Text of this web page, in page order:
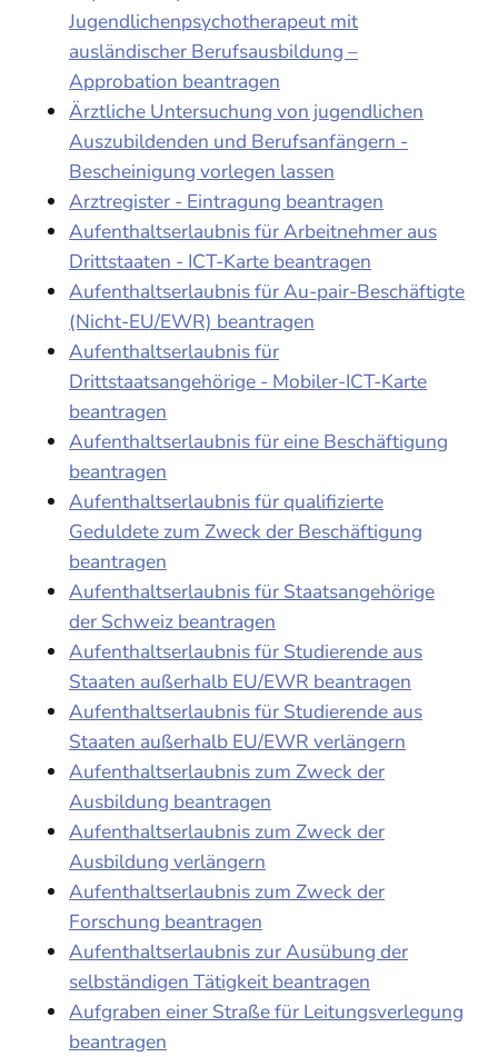
Jugendlichenpsychotherapeut mit
ausländischer Berufsausbildung –
Approbation beantragen
Ärztliche Untersuchung von jugendlichen
Auszubildenden und Berufsanfängern -
Bescheinigung vorlegen lassen
Arztregister - Eintragung beantragen
Aufenthaltserlaubnis für Arbeitnehmer aus
Drittstaaten - ICT-Karte beantragen
Aufenthaltserlaubnis für Au-pair-Beschäftigte
(Nicht-EU/EWR) beantragen
Aufenthaltserlaubnis für
Drittstaatsangehörige - Mobiler-ICT-Karte
beantragen
Aufenthaltserlaubnis für eine Beschäftigung
beantragen
Aufenthaltserlaubnis für qualifizierte
Geduldete zum Zweck der Beschäftigung
beantragen
Aufenthaltserlaubnis für Staatsangehörige
der Schweiz beantragen
Aufenthaltserlaubnis für Studierende aus
Staaten außerhalb EU/EWR beantragen
Aufenthaltserlaubnis für Studierende aus
Staaten außerhalb EU/EWR verlängern
Aufenthaltserlaubnis zum Zweck der
Ausbildung beantragen
Aufenthaltserlaubnis zum Zweck der
Ausbildung verlängern
Aufenthaltserlaubnis zum Zweck der
Forschung beantragen
Aufenthaltserlaubnis zur Ausübung der
selbständigen Tätigkeit beantragen
Aufgraben einer Straße für Leitungsverlegung
beantragen